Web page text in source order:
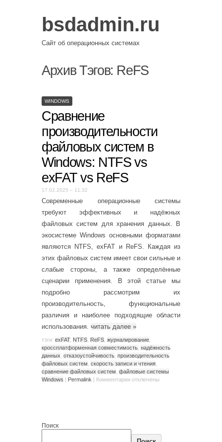
bsdadmin.ru
Сайт об операционных системах
Архив Тэгов: ReFS
WINDOWS
Сравнение
производительности
файловых систем в
Windows: NTFS vs
exFAT vs ReFS
17.02.2025 – 11:32
Современные операционные системы
требуют эффективных и надёжных
файловых систем для хранения данных. В
экосистеме Windows основными форматами
являются NTFS, exFAT и ReFS. Каждая из
этих файловых систем имеет свои сильные и
слабые стороны, а также определённые
сценарии применения. В этой статье мы
подробно рассмотрим их
производительность, функциональные
различия и наиболее подходящие области
использования. читать далее »
тэги: exFAT, NTFS ReFS журналирование
кроссплатформенная совместимость надёжность
данных отказоустойчивость производительность
файловых систем скорость записи и чтения
сравнение файловых систем файловые системы
Windows | Permalink | Комментарии отключены
Поиск